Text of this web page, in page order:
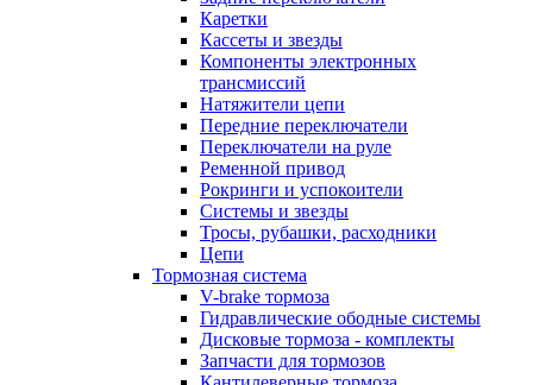
Каретки
Кассеты и звезды
Компоненты электронных
трансмиссий
Натяжители цепи
Передние переключатели
Переключатели на руле
Ременной привод
Рокринги и успокоители
Системы и звезды
Тросы, рубашки, расходники
Цепи
Тормозная система
V-brake тормоза
Гидравлические ободные системы
Дисковые тормоза - комплекты
Запчасти для тормозов